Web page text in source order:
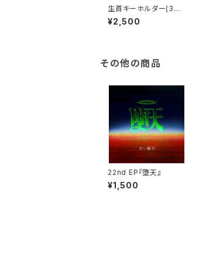
生首キーホルダー(3個
セット)
¥2,500
その他の商品
22nd EP『堕天』
¥1,500